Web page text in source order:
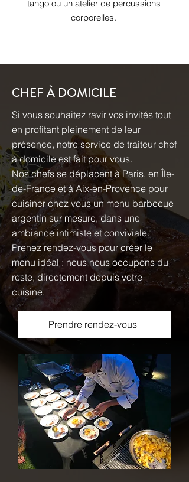
tango ou un atelier de percussions
corporelles.
CHEF À DOMICILE
Si vous souhaitez ravir vos invités tout
en profitant pleinement de leur
présence, notre service de traiteur chef
à domicile est fait pour vous.
Nos chefs se déplacent à Paris, en Île-
de-France et à Aix-en-Provence pour
cuisiner chez vous un menu barbecue
argentin sur mesure, dans une
ambiance intimiste et conviviale.
Prenez rendez-vous pour créer le
menu idéal : nous nous occupons du
reste, directement depuis votre
cuisine.
Prendre rendez-vous